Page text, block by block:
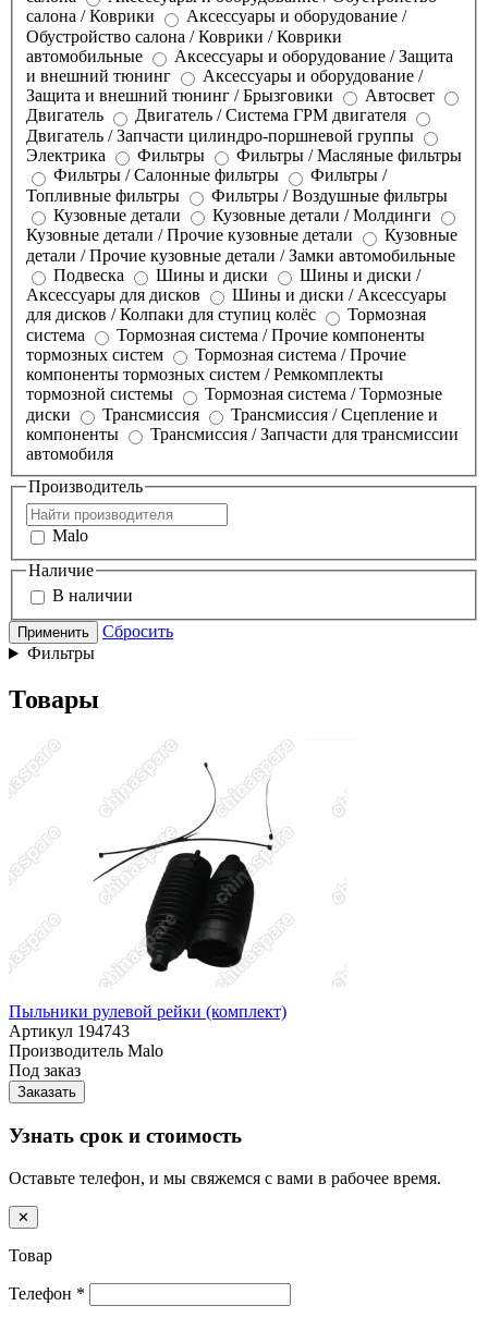
салона / Коврики
Аксессуары и оборудование /
Обустройство салона / Коврики / Коврики
автомобильные
Аксессуары и оборудование / Защита
и внешний тюнинг
Аксессуары и оборудование /
Защита и внешний тюнинг / Брызговики
Автосвет
Двигатель
Двигатель / Система ГРМ двигателя
Двигатель / Запчасти цилиндро-поршневой группы
Электрика
Фильтры
Фильтры / Масляные фильтры
Фильтры / Салонные фильтры
Фильтры /
Топливные фильтры
Фильтры / Воздушные фильтры
Кузовные детали
Кузовные детали / Молдинги
Кузовные детали / Прочие кузовные детали
Кузовные
детали / Прочие кузовные детали / Замки автомобильные
Подвеска
Шины и диски
Шины и диски /
Аксессуары для дисков
Шины и диски / Аксессуары
для дисков / Колпаки для ступиц колёс
Тормозная
система
Тормозная система / Прочие компоненты
тормозных систем
Тормозная система / Прочие
компоненты тормозных систем / Ремкомплекты
тормозной системы
Тормозная система / Тормозные
диски
Трансмиссия
Трансмиссия / Сцепление и
компоненты
Трансмиссия / Запчасти для трансмиссии
автомобиля
Производитель
Malo
Наличие
В наличии
Применить
Сбросить
Фильтры
Товары
Пыльники рулевой рейки (комплект)
Артикул 194743
Производитель Malo
Под заказ
Заказать
Узнать срок и стоимость
Оставьте телефон, и мы свяжемся с вами в рабочее время.
✕
Товар
Телефон *